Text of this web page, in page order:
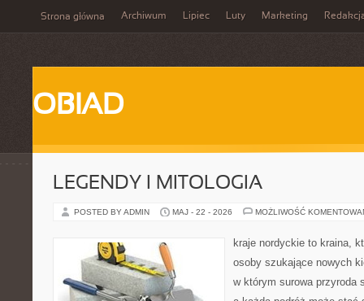
Strona główna Archiwum Lipiec Luty Marketing
OBIAD
LEGENDY I MITOLOGIA
POSTED BY ADMIN MAJ - 22 - 2026 MOŻLIWOŚĆ
kraje nordyckie to kraina,
osoby szukające nowych
w którym surowa przyroda